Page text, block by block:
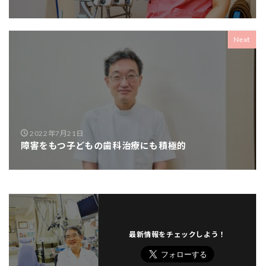
Next
2022年7月21日
障害をもつ子どもの歯科治療にも積極的
最新情報をチェックしよう！